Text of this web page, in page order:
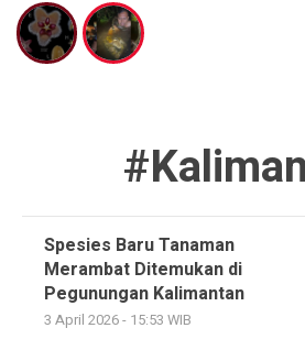
Spesies Baru Tanaman
Merambat Ditemukan di
Pegunungan Kalimantan
3 April 2026 - 15:53 WIB